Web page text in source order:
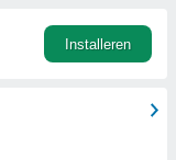
Installeren